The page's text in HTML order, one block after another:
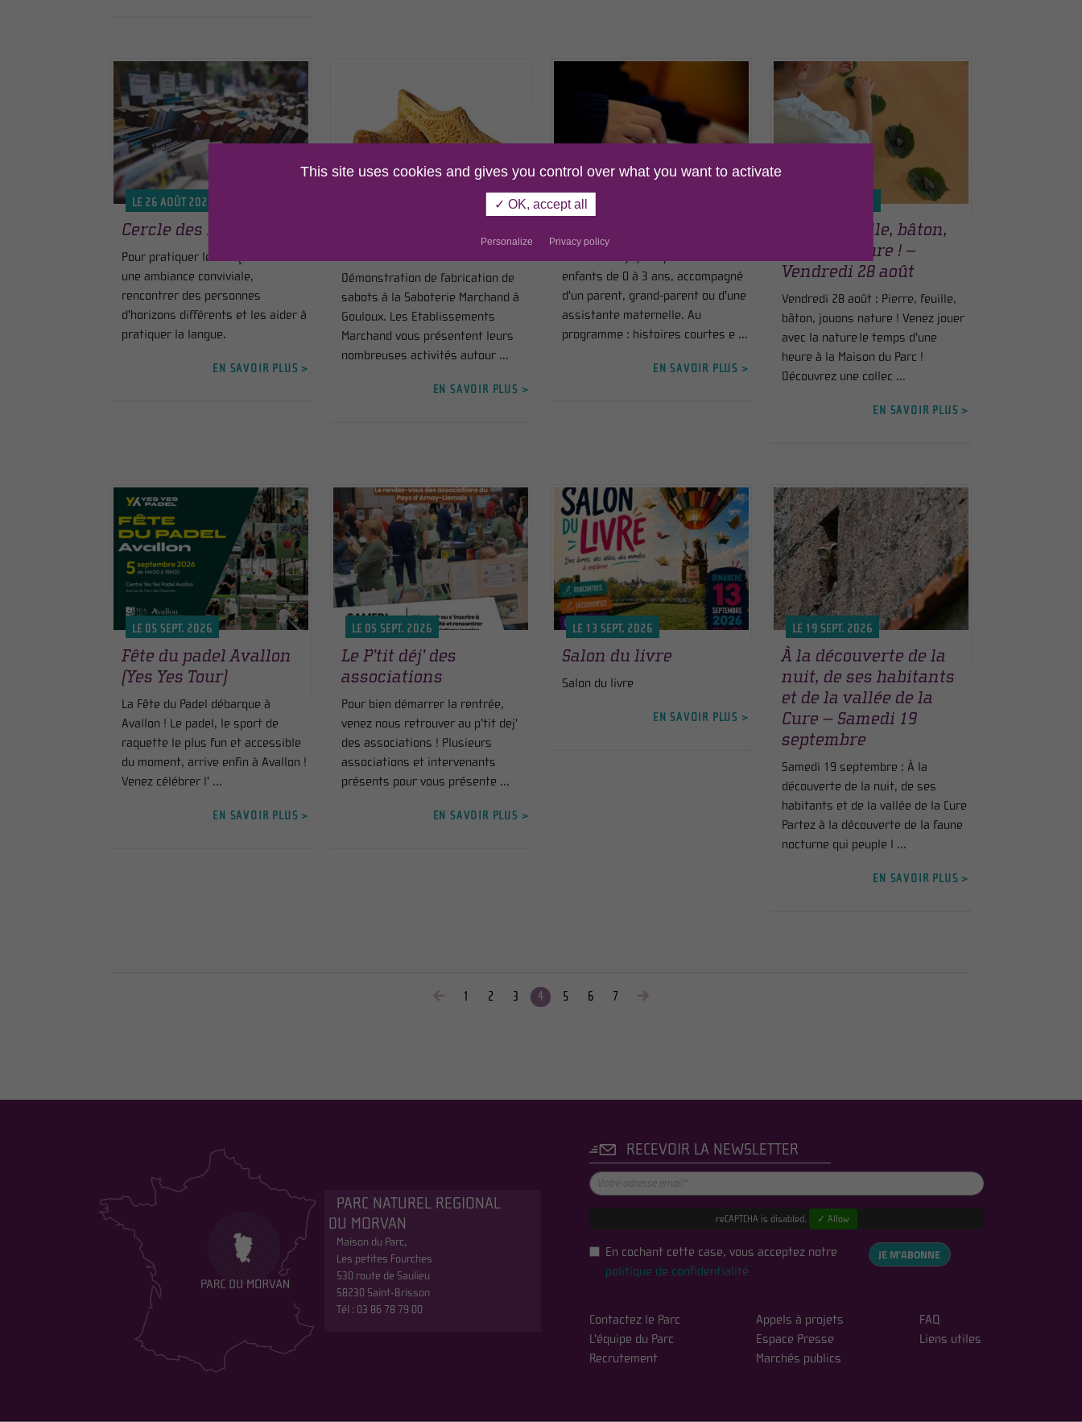
LE 26 AOÛT 2026
Cercle des Langues
Pour pratiquer le français dans
une ambiance conviviale,
rencontrer des personnes
d'horizons différents et les aider à
pratiquer la langue.
EN SAVOIR PLUS >
fabrication de sabots
Démonstration de fabrication de
sabots à la Saboterie Marchand à
Gouloux. Les Etablissements
Marchand vous présentent leurs
nombreuses activités autour ...
EN SAVOIR PLUS >
LE 28 AOÛT 2026
enfants de 0 à 3 ans, accompagné
d'un parent, grand-parent ou d'une
assistante maternelle. Au
programme : histoires courtes e ...
EN SAVOIR PLUS >
Pierre, feuille, bâton,
jouons nature ! –
Vendredi 28 août
Vendredi 28 août : Pierre, feuille,
bâton, jouons nature ! Venez jouer
avec la nature le temps d'une
heure à la Maison du Parc !
Découvrez une collec ...
EN SAVOIR PLUS >
LE 05 SEPT. 2026
Fête du padel Avallon
(Yes Yes Tour)
La Fête du Padel débarque à
Avallon ! Le padel, le sport de
raquette le plus fun et accessible
du moment, arrive enfin à Avallon !
Venez célébrer l' ...
EN SAVOIR PLUS >
LE 05 SEPT. 2026
Le P’tit déj’ des
associations
Pour bien démarrer la rentrée,
venez nous retrouver au p'tit dej'
des associations ! Plusieurs
associations et intervenants
présents pour vous présente ...
EN SAVOIR PLUS >
LE 13 SEPT. 2026
Salon du livre
Salon du livre
EN SAVOIR PLUS >
LE 19 SEPT. 2026
À la découverte de la
nuit, de ses habitants
et de la vallée de la
Cure – Samedi 19
septembre
Samedi 19 septembre : À la
découverte de la nuit, de ses
habitants et de la vallée de la Cure
Partez à la découverte de la faune
nocturne qui peuple l ...
EN SAVOIR PLUS >
1 2 3 4 5 6 7
PARC NATUREL REGIONAL
DU MORVAN
Maison du Parc,
Les petites Fourches
530 route de Saulieu
58230 Saint-Brisson
Tél : 03 86 78 79 00
RECEVOIR LA NEWSLETTER
reCAPTCHA is disabled. ✓ Allow
En cochant cette case, vous acceptez notre
politique de confidentialité
JE M'ABONNE
Contactez le Parc
L'équipe du Parc
Recrutement
Appels à projets
Espace Presse
Marchés publics
FAQ
Liens utiles
This site uses cookies and gives you control over what you want to activate
✓ OK, accept all
Personalize Privacy policy